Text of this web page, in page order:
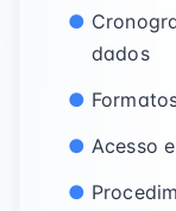
dados
Acesso